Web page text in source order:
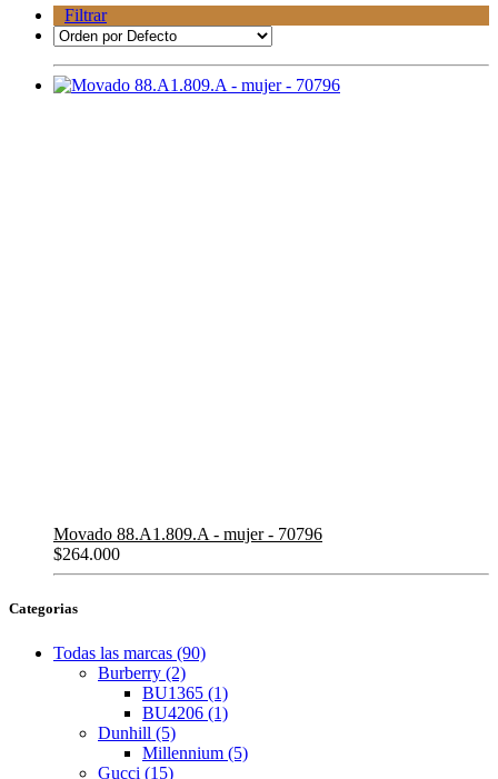
Movado 88.A1.809.A - mujer - 70796
$264.000
Categorias
Todas las marcas (90)
Burberry (2)
BU1365 (1)
BU4206 (1)
Dunhill (5)
Millennium (5)
Gucci (15)